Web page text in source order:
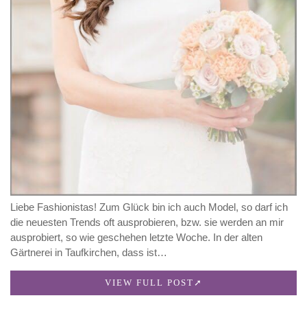
Liebe Fashionistas! Zum Glück bin ich auch Model, so darf ich
die neuesten Trends oft ausprobieren, bzw. sie werden an mir
ausprobiert, so wie geschehen letzte Woche. In der alten
Gärtnerei in Taufkirchen, dass ist…
VIEW FULL POST